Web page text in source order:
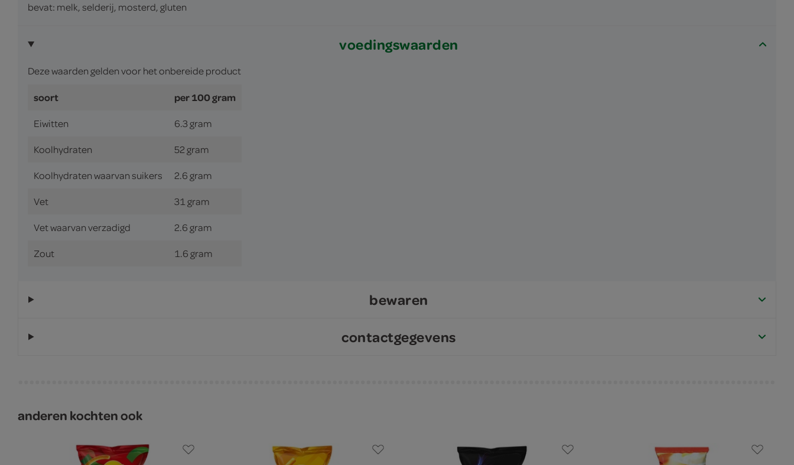
bevat: melk, selderij, mosterd, gluten
voedingswaarden
Deze waarden gelden voor het onbereide product
soort per 100 gram
Eiwitten 6.3 gram
Koolhydraten 52 gram
Koolhydraten waarvan suikers 2.6 gram
Vet 31 gram
Vet waarvan verzadigd 2.6 gram
Zout 1.6 gram
bewaren
contactgegevens
anderen kochten ook